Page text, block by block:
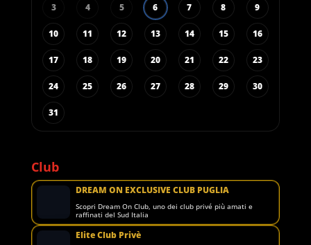
3 4 5 6 7 8 9
10 11 12 13 14 15 16
17 18 19 20 21 22 23
24 25 26 27 28 29 30
31
Club
DREAM ON EXCLUSIVE CLUB PUGLIA
Scopri Dream On Club, uno dei club privé più amati e
raffinati del Sud Italia
Elite Club Privè